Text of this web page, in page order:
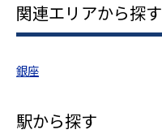
関連エリアから探す
銀座
駅から探す